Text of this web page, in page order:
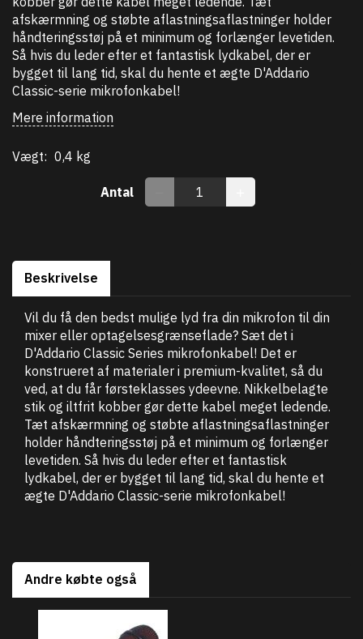
afskærmning og støbte aflastningsaflastninger holder
håndteringsstøj på et minimum og forlænger levetiden.
Så hvis du leder efter et fantastisk lydkabel, der er
bygget til lang tid, skal du hente et ægte D'Addario
Classic-serie mikrofonkabel!
Mere information
Vægt: 0,4 kg
Antal
Beskrivelse
Vil du få den bedst mulige lyd fra din mikrofon til din
mixer eller optagelsesgrænseflade? Sæt det i
D'Addario Classic Series mikrofonkabel! Det er
konstrueret af materialer i premium-kvalitet, så du
ved, at du får førsteklasses ydeevne. Nikkelbelagte
stik og iltfrit kobber gør dette kabel meget ledende.
Tæt afskærmning og støbte aflastningsaflastninger
holder håndteringsstøj på et minimum og forlænger
levetiden. Så hvis du leder efter et fantastisk
lydkabel, der er bygget til lang tid, skal du hente et
ægte D'Addario Classic-serie mikrofonkabel!
Andre købte også